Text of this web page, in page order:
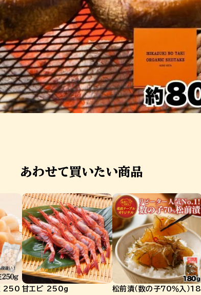
あわせて買いたい商品
250 甘エビ 250g
松前漬（数の子70％入）18